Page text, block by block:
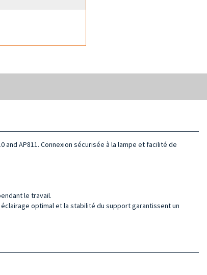
and AP811. Connexion sécurisée à la lampe et facilité de
le travail.
optimal et la stabilité du support garantissent un